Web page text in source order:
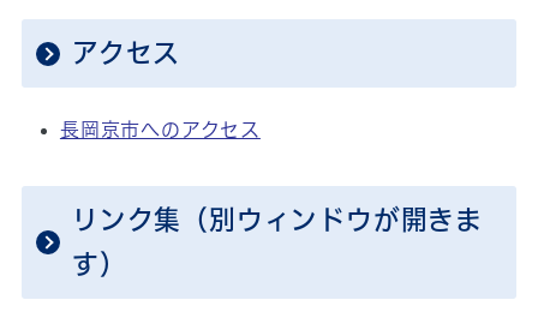
アクセス
長岡京市へのアクセス
リンク集（別ウィンドウが開きま
す）